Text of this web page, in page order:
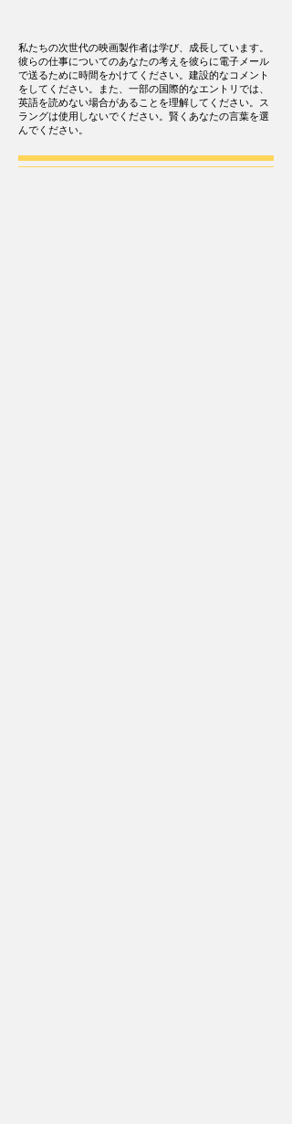
私たちの次世代の映画製作者は学び、成長しています。
彼らの仕事についてのあなたの考えを彼らに電子メール
で送るために時間をかけてください。建設的なコメント
をしてください。また、一部の国際的なエントリでは、
英語を読めない場合があることを理解してください。ス
ラングは使用しないでください。賢くあなたの言葉を選
んでください。